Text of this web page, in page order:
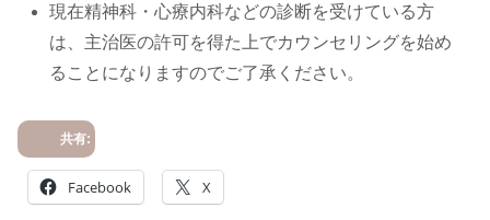
現在精神科・心療内科などの診断を受けている方
は、主治医の許可を得た上でカウンセリングを始め
ることになりますのでご了承ください。
共有:
Facebook X